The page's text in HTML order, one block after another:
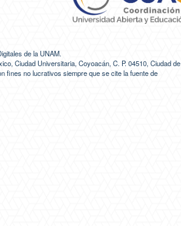
de la UNAM.
Ciudad Universitaria, Coyoacán, C. P. 04510, Ciudad de
fines no lucrativos siempre que se cite la fuente de